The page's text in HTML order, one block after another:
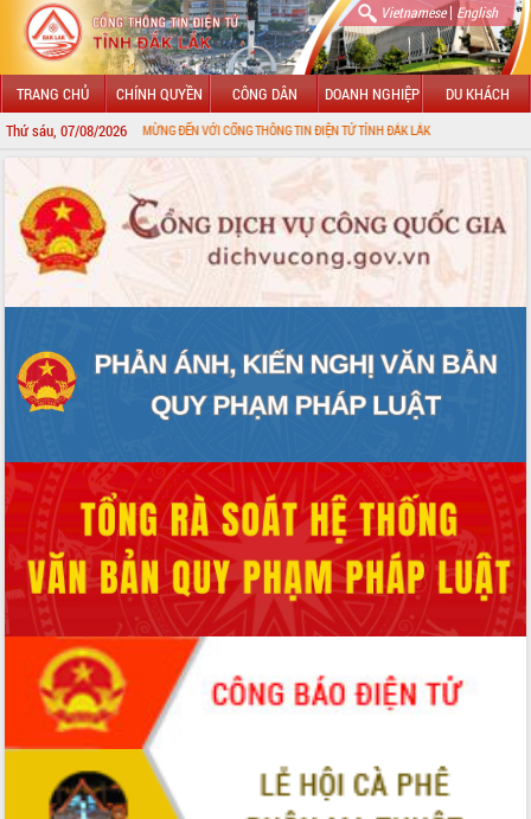
Vietnamese| English
TRANG CHỦ CHÍNH QUYỀN CÔNG DÂN DOANH NGHIỆP DU KHÁCH
Thứ sáu, 07/08/2026
CHÀO MỪNG ĐẾN VỚI CỔNG THÔNG TIN ĐIỆN TỬ TỈNH ĐẮK LẮK
LÃNH ĐẠO UBND TỈNH
TIN TỨC SỰ KIỆN
UBND CÁC XÃ, PHƯỜNG
THÔNG TIN CHỈ ĐẠO ĐIỀU HÀNH
HỆ THỐNG VĂN BẢN
VĂN BẢN HĐND TỈNH
ĐIỂM TIN VĂN BẢN
QUY HOẠCH - KẾ HOẠCH